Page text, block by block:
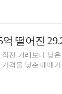
억 떨어진
전 거래보다 낮
격을 낮춘 매매